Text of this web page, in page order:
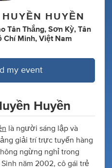
HUYỀN
Tân Thắng, Sơn Kỳ, Tân
Chí Minh, Việt Nam
my event
Huyền
là người sáng lập và
giải trí trực tuyến hàng
ngừng nghỉ trong
năm 2002, cô gái trẻ